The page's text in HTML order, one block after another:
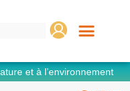
et à l’environnement